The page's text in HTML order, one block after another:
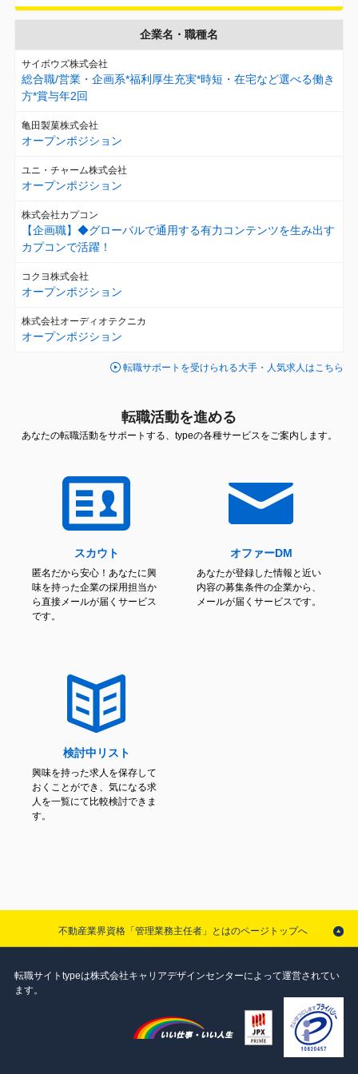
企業名・職種名
サイボウズ株式会社
総合職/営業・企画系*福利厚生充実*時短・在宅など選べる働き
方*賞与年2回
亀田製菓株式会社
オープンポジション
ユニ・チャーム株式会社
オープンポジション
株式会社カプコン
【企画職】◆グローバルで通用する有力コンテンツを生み出す
カプコンで活躍！
コクヨ株式会社
オープンポジション
株式会社オーディオテクニカ
オープンポジション
転職サポートを受けられる大手・人気求人はこちら
転職活動を進める
あなたの転職活動をサポートする、typeの各種サービスをご案内します。
スカウト
匿名だから安心！あなたに興
味を持った企業の採用担当か
ら直接メールが届くサービス
です。
オファーDM
あなたが登録した情報と近い
内容の募集条件の企業から、
メールが届くサービスです。
検討中リスト
興味を持った求人を保存して
おくことができ、気になる求
人を一覧にて比較検討できま
す。
不動産業界資格「管理業務主任者」とはのページトップへ
転職サイトtypeは株式会社キャリアデザインセンターによって運営されてい
ます。